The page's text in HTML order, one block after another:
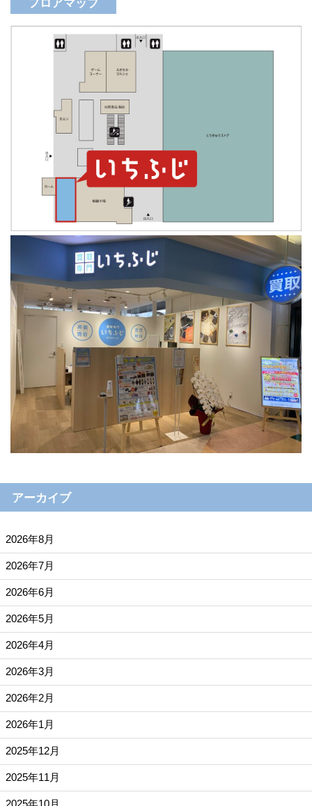
フロアマップ
アーカイブ
2026年8月
2026年7月
2026年6月
2026年5月
2026年4月
2026年3月
2026年2月
2026年1月
2025年12月
2025年11月